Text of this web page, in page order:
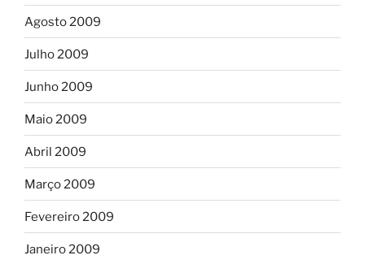
Agosto 2009
Julho 2009
Junho 2009
Maio 2009
Abril 2009
Março 2009
Fevereiro 2009
Janeiro 2009